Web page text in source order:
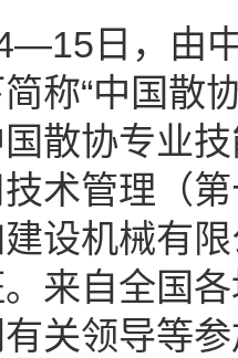
日，由中
称“中国散
散协专业
术管理（
设机械有
来自全国
关领导等